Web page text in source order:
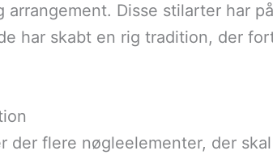
Disse stilarter har
har skabt en rig tradition, der
der flere nøgleelementer, der